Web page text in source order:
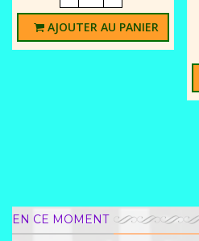
AJOUTER AU PANIER
EN CE MOMENT